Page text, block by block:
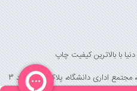
با بالاترین کیفیت چاپ
اداری دانشگاه، پلاک 158 واحد 3